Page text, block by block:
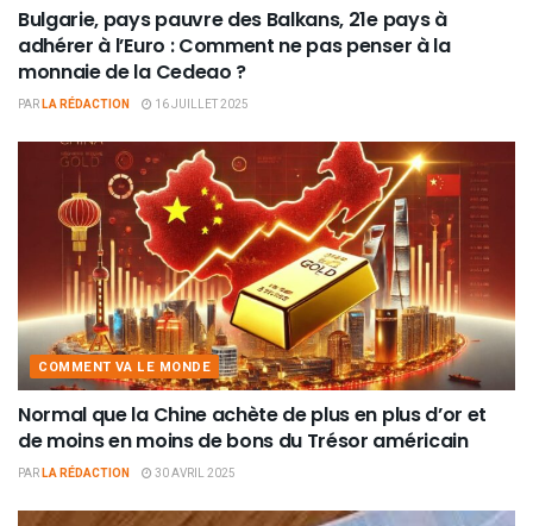
Bulgarie, pays pauvre des Balkans, 21e pays à
adhérer à l’Euro : Comment ne pas penser à la
monnaie de la Cedeao ?
PARLA RÉDACTION 16 JUILLET 2025
COMMENT VA LE MONDE
Normal que la Chine achète de plus en plus d’or et
de moins en moins de bons du Trésor américain
PARLA RÉDACTION 30 AVRIL 2025